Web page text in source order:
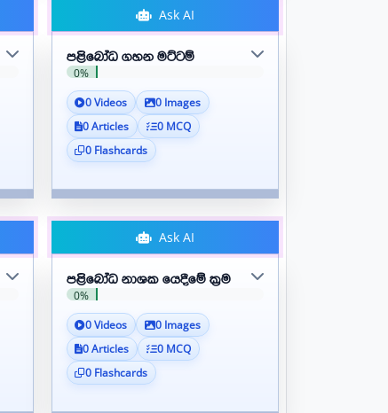
Ask AI
පළිබෝධ ගහන මට්ටම්
0%
0 Videos
0 Images
0 Articles
0 MCQ
0 Flashcards
Ask AI
පළිබෝධ නාශක යෙදීමේ ක්‍රම
0%
0 Videos
0 Images
0 Articles
0 MCQ
0 Flashcards